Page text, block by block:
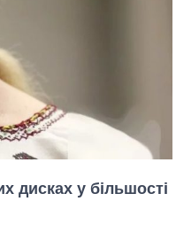
дисках у більшості